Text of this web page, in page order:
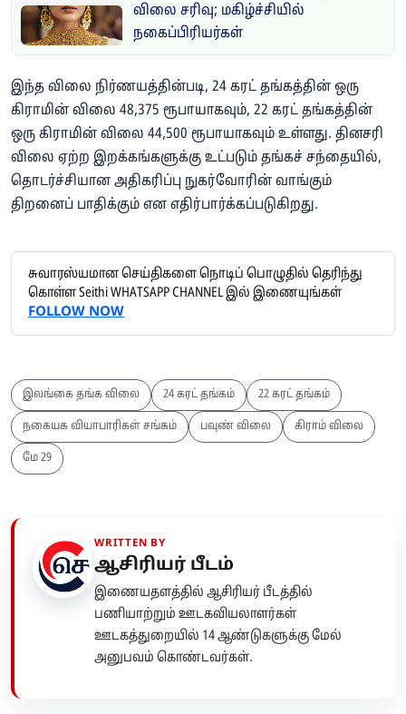
விலை சரிவு; மகிழ்ச்சியில்
நகைப்பிரியர்கள்
இந்த விலை நிர்ணயத்தின்படி, 24 கரட் தங்கத்தின் ஒரு
கிராமின் விலை 48,375 ரூபாயாகவும், 22 கரட் தங்கத்தின்
ஒரு கிராமின் விலை 44,500 ரூபாயாகவும் உள்ளது. தினசரி
விலை ஏற்ற இறக்கங்களுக்கு உட்படும் தங்கச் சந்தையில்,
தொடர்ச்சியான அதிகரிப்பு நுகர்வோரின் வாங்கும்
திறனைப் பாதிக்கும் என எதிர்பார்க்கப்படுகிறது.
சுவாரஸ்யமான செய்திகளை நொடிப் பொழுதில் தெரிந்து
கொள்ள Seithi WHATSAPP CHANNEL இல் இணையுங்கள்
FOLLOW NOW
இலங்கை தங்க விலை 24 கரட் தங்கம் 22 கரட் தங்கம்
நகையக வியாபாரிகள் சங்கம் பவுண் விலை கிராம் விலை
மே 29
WRITTEN BY
ஆசிரியர் பீடம்
இணையதளத்தில் ஆசிரியர் பீடத்தில்
பணியாற்றும் ஊடகவியலாளர்கள்
ஊடகத்துறையில் 14 ஆண்டுகளுக்கு மேல்
அனுபவம் கொண்டவர்கள்.